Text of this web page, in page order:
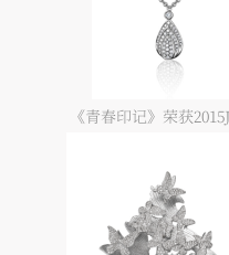
《青春印记》荣获